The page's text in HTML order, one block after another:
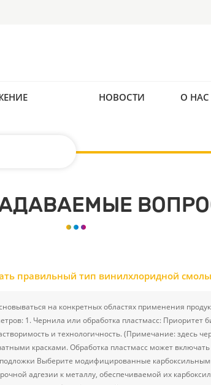
НОВОСТИ О НАС
правильный тип винилхлоридной
на конкретных областях применения
1. Чернила или обработка пластмасс:
и технологичность. (Примечание: здесь
красками. Обработка пластмасс может
Выберите модифицированные
адгезии к металлу, обеспечиваемой их